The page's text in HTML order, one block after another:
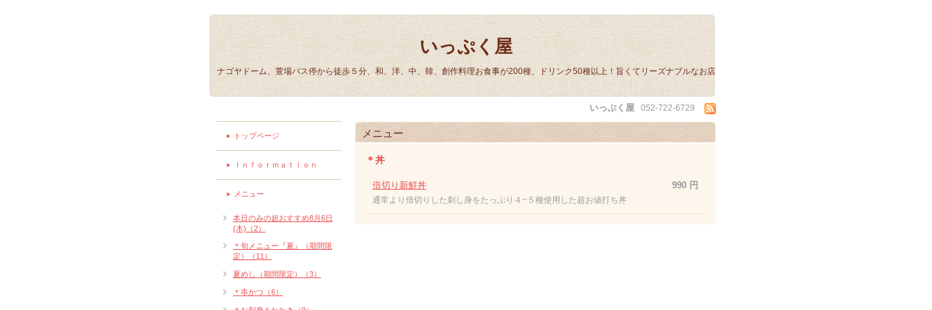
いっぷく屋
ナゴヤドーム、萱場バス停から徒歩５分、和、洋、中、韓、創作料理お食事が200種、ドリンク50種以上！旨くてリーズナブルなお店
いっぷく屋 052-722-6729
メニュー
＊丼
990 円
倍切り新鮮丼
通常より倍切りした刺し身をたっぷり４~５種使用した超お値打ち丼
トップページ
Ｉｎｆｏｒｍａｔｉｏｎ
メニュー
本日のみの超おすすめ8月6日
(木)（2）
＊旬メニュー『夏』（期間限
定）（11）
夏めし（期間限定）（3）
＊串かつ（6）